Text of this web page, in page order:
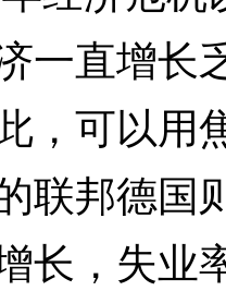
一直增长
，可以用
联邦德国
长，失业